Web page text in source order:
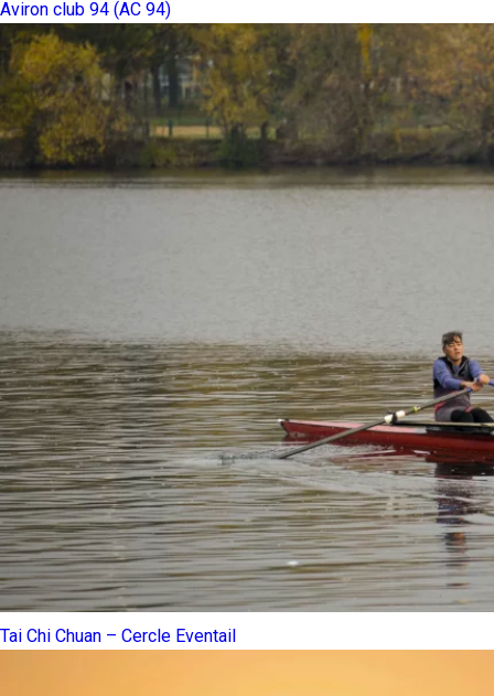
Aviron club 94 (AC 94)
Tai Chi Chuan – Cercle Eventail